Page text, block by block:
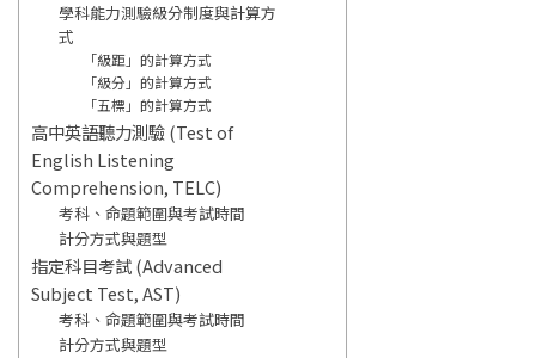
學科能力測驗級分制度與計算方
式
「級距」的計算方式
「級分」的計算方式
「五標」的計算方式
高中英語聽力測驗 (Test of
English Listening
Comprehension, TELC)
考科、命題範圍與考試時間
計分方式與題型
指定科目考試 (Advanced
Subject Test, AST)
考科、命題範圍與考試時間
計分方式與題型